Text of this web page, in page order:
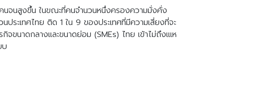
นจนสูงขึ้น ในขณะที่คนจำนวนหนึ่งครองความมั่งคั่ง
ะเทศไทย ติด 1 ใน 9 ของประเทศที่มีความเสี่ยงที่จะ
ขนาดกลางและขนาดย่อม (SMEs) ไทย เข้าไม่ถึงเแห
บ